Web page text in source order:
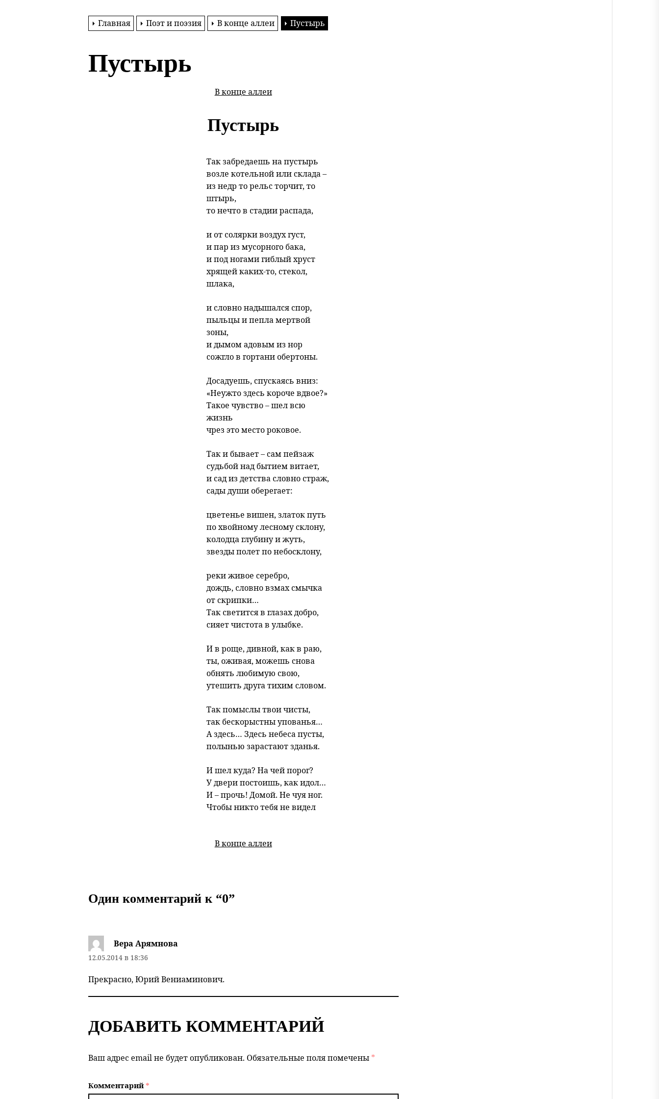
Главная Поэт и поэзия В конце аллеи Пустырь
Пустырь
В конце аллеи
Пустырь
Так забредаешь на пустырь
возле котельной или склада –
из недр то рельс торчит, то
штырь,
то нечто в стадии распада,
и от солярки воздух густ,
и пар из мусорного бака,
и под ногами гиблый хруст
хрящей каких-то, стекол,
шлака,
и словно надышался спор,
пыльцы и пепла мертвой
зоны,
и дымом адовым из нор
сожгло в гортани обертоны.
Досадуешь, спускаясь вниз:
«Неужто здесь короче вдвое?»
Такое чувство – шел всю
жизнь
чрез это место роковое.
Так и бывает – сам пейзаж
судьбой над бытием витает,
и сад из детства словно страж,
сады души оберегает:
цветенье вишен, златок путь
по хвойному лесному склону,
колодца глубину и жуть,
звезды полет по небосклону,
реки живое серебро,
дождь, словно взмах смычка
от скрипки…
Так светится в глазах добро,
сияет чистота в улыбке.
И в роще, дивной, как в раю,
ты, оживая, можешь снова
обнять любимую свою,
утешить друга тихим словом.
Так помыслы твои чисты,
так бескорыстны упованья…
А здесь… Здесь небеса пусты,
полынью зарастают зданья.
И шел куда? На чей порог?
У двери постоишь, как идол…
И – прочь! Домой. Не чуя ног.
Чтобы никто тебя не видел
В конце аллеи
Один комментарий к “0”
Вера Арямнова
12.05.2014 в 18:36
Прекрасно, Юрий Вениаминович.
ДОБАВИТЬ КОММЕНТАРИЙ
Ваш адрес email не будет опубликован. Обязательные поля помечены *
Комментарий*